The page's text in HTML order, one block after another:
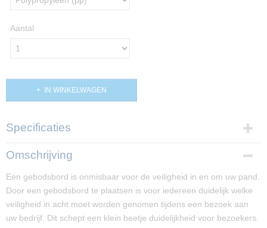
Aantal
IN WINKELWAGEN
Specificaties
Productcode
Afmetingen (l,b,h)
20 x 20 x 0 cm
Omschrijving
Een gebodsbord is onmisbaar voor de veiligheid in en om uw pand.
Door een gebodsbord te plaatsen is voor iedereen duidelijk welke
veiligheid in acht moet worden genomen tijdens een bezoek aan
uw bedrijf. Dit schept een klein beetje duidelijkheid voor bezoekers.